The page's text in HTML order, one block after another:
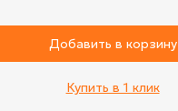
Добавить в корзину
Купить в 1 клик